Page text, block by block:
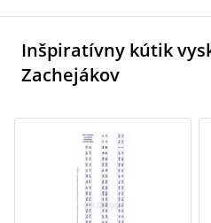
Inšpiratívny kútik
Zachejákov